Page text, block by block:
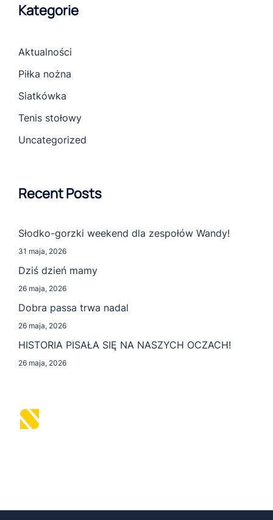
Kategorie
Aktualności
Piłka nożna
Siatkówka
Tenis stołowy
Uncategorized
Recent Posts
Słodko-gorzki weekend dla zespołów Wandy!
31 maja, 2026
Dziś dzień mamy
26 maja, 2026
Dobra passa trwa nadal
26 maja, 2026
HISTORIA PISAŁA SIĘ NA NASZYCH OCZACH!
26 maja, 2026